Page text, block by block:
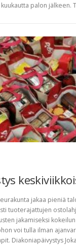
palon jälkeen.
jakaa pieniä
tuoterajattujen
jakamiseksi
voi tulla ilman
Diakoniapäivystys